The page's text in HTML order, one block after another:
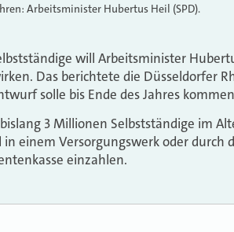
Arbeitsminister Hubertus Heil (SPD).
will Arbeitsminister
Das berichtete die Düsseldorfer
solle bis Ende des Jahres
3 Millionen Selbstständige im
einem Versorgungswerk oder durch
einzahlen.